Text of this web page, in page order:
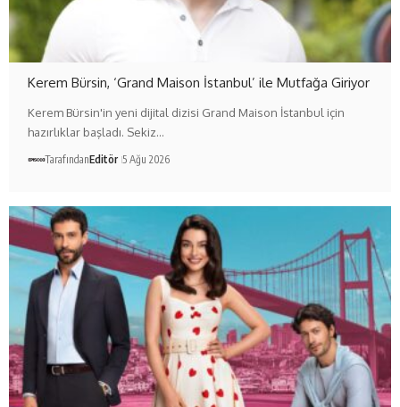
Kerem Bürsin, ‘Grand Maison İstanbul’ ile Mutfağa Giriyor
Kerem Bürsin'in yeni dijital dizisi Grand Maison İstanbul için
hazırlıklar başladı. Sekiz…
TarafındanEditör 5 Ağu 2026